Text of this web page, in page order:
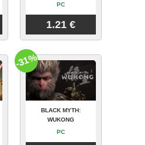
PC
1.21 €
BLACK MYTH:
WUKONG
PC
-31%